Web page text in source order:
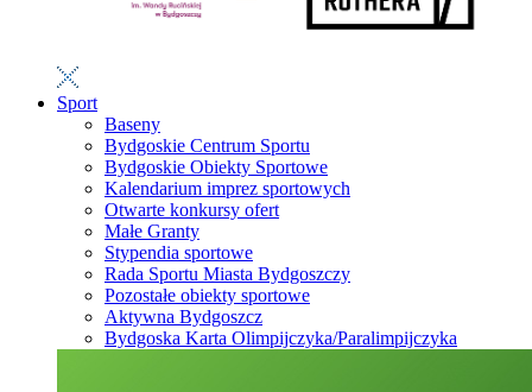
Sport
Baseny
Bydgoskie Centrum Sportu
Bydgoskie Obiekty Sportowe
Kalendarium imprez sportowych
Otwarte konkursy ofert
Małe Granty
Stypendia sportowe
Rada Sportu Miasta Bydgoszczy
Pozostałe obiekty sportowe
Aktywna Bydgoszcz
Bydgoska Karta Olimpijczyka/Paralimpijczyka